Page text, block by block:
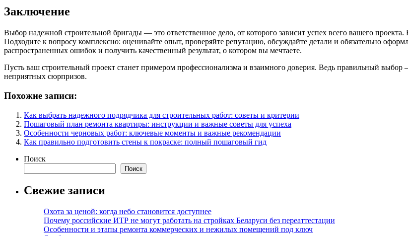
Заключение
Выбор надежной строительной бригады — это ответственное дело, от которого зависит успех всего вашего
Подходите к вопросу комплексно: оценивайте опыт, проверяйте репутацию, обсуждайте детали и обязательно
распространенных ошибок и получить качественный результат, о котором вы мечтаете.
Пусть ваш строительный проект станет примером профессионализма и взаимного доверия. Ведь правильный
неприятных сюрпризов.
Похожие записи:
Как выбрать надежного подрядчика для строительных работ: советы и критерии
Пошаговый план ремонта квартиры: инструкции и важные советы для успеха
Особенности черновых работ: ключевые моменты и важные рекомендации
Как правильно подготовить стены к покраске: полный пошаговый гид
Поиск
Поиск
Свежие записи
Охота за ценой: когда небо становится доступнее
Почему российские ИТР не могут работать на стройках Беларуси без переаттестации
Особенности и этапы ремонта коммерческих и нежилых помещений под ключ